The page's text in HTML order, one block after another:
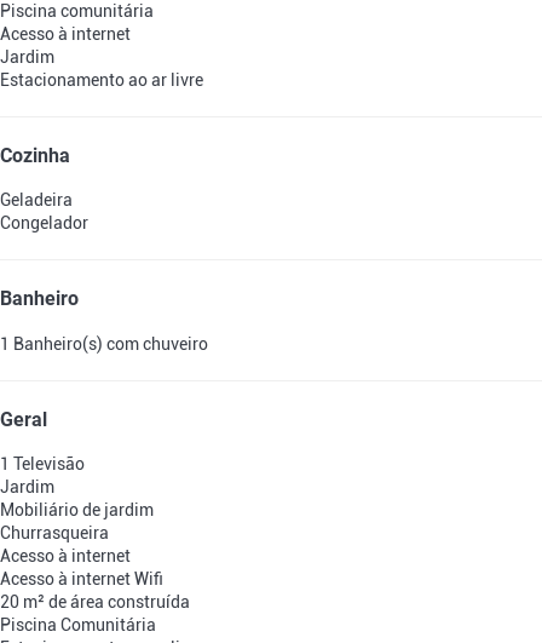
Piscina comunitária
Acesso à internet
Jardim
Estacionamento ao ar livre
Cozinha
Geladeira
Congelador
Banheiro
1 Banheiro(s) com chuveiro
Geral
1 Televisão
Jardim
Mobiliário de jardim
Churrasqueira
Acesso à internet
Acesso à internetWifi
20 m² de área construída
Piscina Comunitária